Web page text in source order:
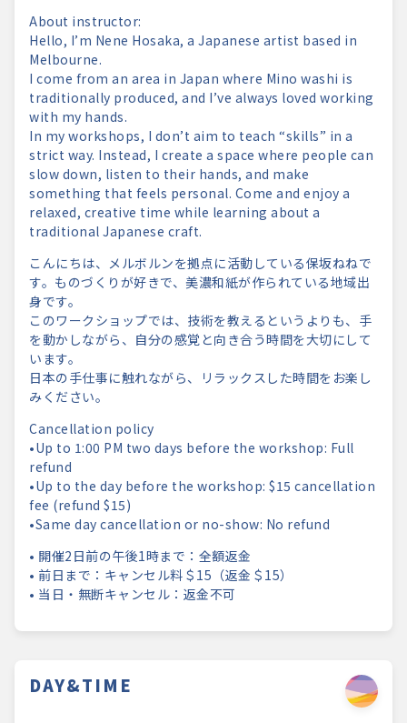
About instructor:
Hello, I’m Nene Hosaka, a Japanese artist based in
Melbourne.
I come from an area in Japan where Mino washi is
traditionally produced, and I’ve always loved working
with my hands.
In my workshops, I don’t aim to teach “skills” in a
strict way. Instead, I create a space where people can
slow down, listen to their hands, and make
something that feels personal. Come and enjoy a
relaxed, creative time while learning about a
traditional Japanese craft.
こんにちは、メルボルンを拠点に活動している保坂ねねで
す。 ものづくりが好きで、美濃和紙が作られている地域出
身です。
このワークショップでは、技術を教えるというよりも、 手
を動かしながら、 自分の感覚と向き合う時間を大切にして
います。
日本の手仕事に触れながら、
リラックスした時間をお楽し
みください。
Cancellation policy
•Up to 1:00 PM two days before the workshop: Full
refund
•Up to the day before the workshop: $15 cancellation
fee (refund $15)
•Same day cancellation or no-show: No refund
• 開催2日前の午後1時まで：全額返金
• 前日まで：キャンセル料＄15（返金＄15）
• 当日・無断キャンセル：返金不可
DAY&TIME